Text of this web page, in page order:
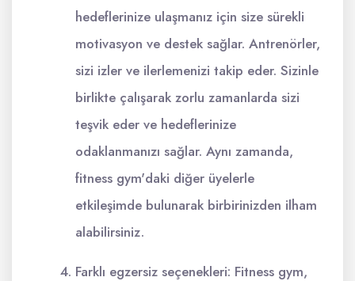
hedeflerinize ulaşmanız için size sürekli
motivasyon ve destek sağlar. Antrenörler,
sizi izler ve ilerlemenizi takip eder. Sizinle
birlikte çalışarak zorlu zamanlarda sizi
teşvik eder ve hedeflerinize
odaklanmanızı sağlar. Aynı zamanda,
fitness gym'daki diğer üyelerle
etkileşimde bulunarak birbirinizden ilham
alabilirsiniz.
Farklı egzersiz seçenekleri: Fitness gym,